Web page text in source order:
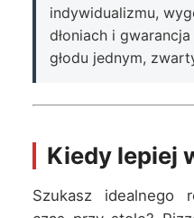
indywidualizmu,
dłoniach i
głodu jednym,
Kiedy lepiej
Szukasz idealnego